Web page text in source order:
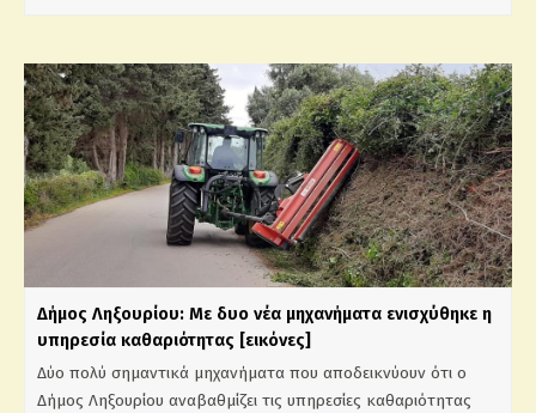
Δήμος Ληξουρίου: Με δυο νέα μηχανήματα ενισχύθηκε η
υπηρεσία καθαριότητας [εικόνες]
Δύο πολύ σημαντικά μηχανήματα που αποδεικνύουν ότι ο
Δήμος Ληξουρίου αναβαθμίζει τις υπηρεσίες καθαριότητας